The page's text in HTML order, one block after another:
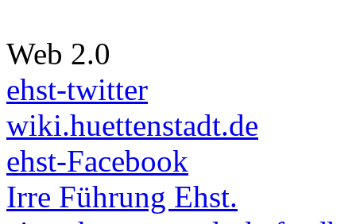
Web 2.0
ehst-twitter
wiki.huettenstadt.de
ehst-Facebook
Irre Führung Ehst.